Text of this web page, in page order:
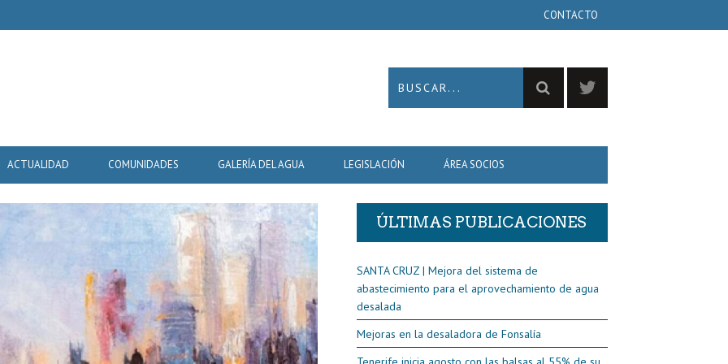
CONTACTO
ACTUALIDAD COMUNIDADES GALERÍA DEL AGUA LEGISLACIÓN ÁREA SOCIOS
ÚLTIMAS PUBLICACIONES
SANTA CRUZ | Mejora del sistema de
abastecimiento para el aprovechamiento de agua
desalada
Mejoras en la desaladora de Fonsalía